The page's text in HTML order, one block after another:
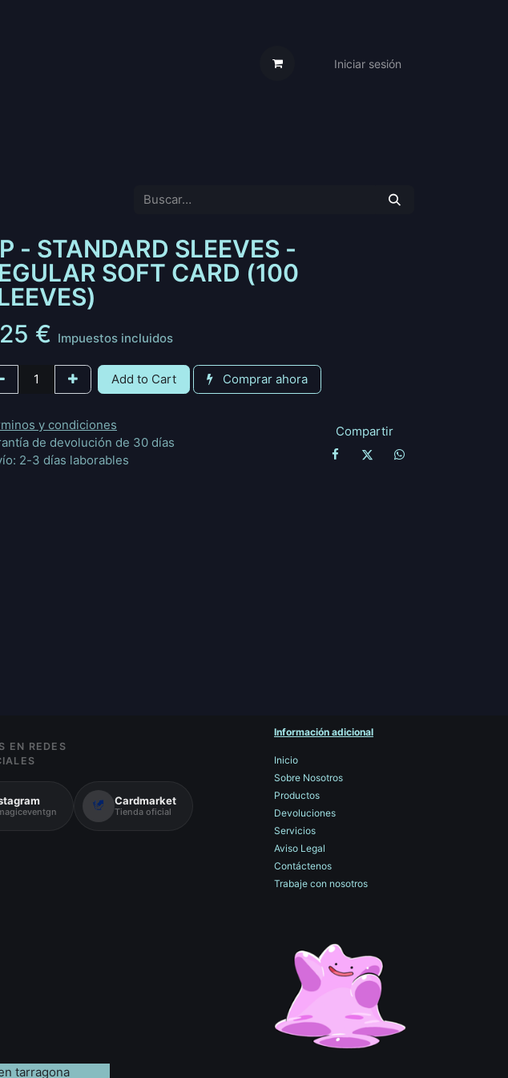
Iniciar sesión
- STANDARD SLEEVES -
SOFT CARD (100
€ Impuestos incluidos
Add to Cart Comprar ahora
y condiciones
de devolución de 30 días
2-3 días laborables
Compartir
EN REDES
Cardmarket
Tienda oficial
tarragona
Información adicional
Inicio
Sobre Nosotros
Productos
Devoluciones
Servicios
Aviso Legal
Contáctenos
Trabaje con nosotros